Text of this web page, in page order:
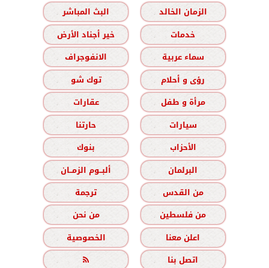
الزمان الخالد
البث المباشر
خدمات
خير أجناد الأرض
سماء عربية
الانفوجراف
رؤى و أحلام
توك شو
مرأة و طفل
عقارات
سيارات
حارتنا
الأحزاب
بنوك
البرلمان
ألبــوم الزمــان
من القدس
ترجمة
من فلسطين
من نحن
اعلن معنا
الخصوصية
اتصل بنا
